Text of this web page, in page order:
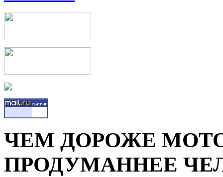
ЧЕМ ДОРОЖЕ
ПРОДУМАННЕЕ